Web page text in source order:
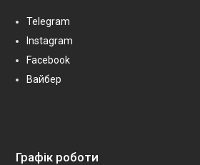
Telegram
Instagram
Facebook
Вайбер
Графік роботи